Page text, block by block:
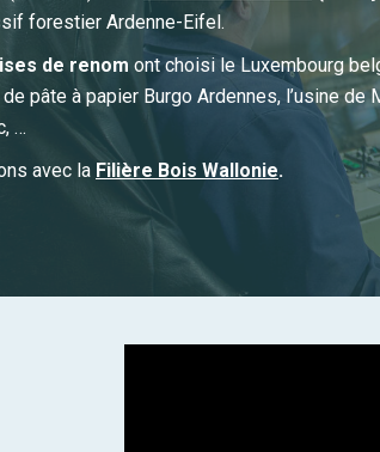
forestier Ardenne-Eifel.
de renom ont choisi le Luxembourg
de pâte à papier Burgo Ardennes, l’usine
…
avec la Filière Bois Wallonie.